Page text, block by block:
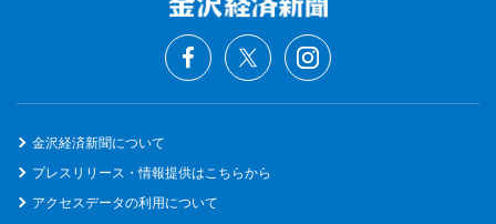
金沢経済新聞について
プレスリリース・情報提供はこちらから
アクセスデータの利用について